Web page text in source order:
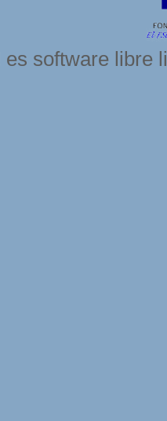
es software libre